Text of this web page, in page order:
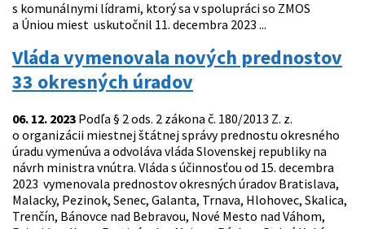
s komunálnymi lídrami, ktorý sa v spolupráci so ZMOS
a Úniou miest uskutočnil 11. decembra 2023 ...
Vláda vymenovala nových prednostov
33 okresných úradov
06. 12. 2023 Podľa § 2 ods. 2 zákona č. 180/2013 Z. z.
o organizácii miestnej štátnej správy prednostu okresného
úradu vymenúva a odvoláva vláda Slovenskej republiky na
návrh ministra vnútra. Vláda s účinnosťou od 15. decembra
2023 vymenovala prednostov okresných úradov Bratislava,
Malacky, Pezinok, Senec, Galanta, Trnava, Hlohovec, Skalica,
Trenčín, Bánovce nad Bebravou, Nové Mesto nad Váhom,